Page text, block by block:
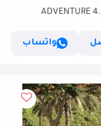
واتساب